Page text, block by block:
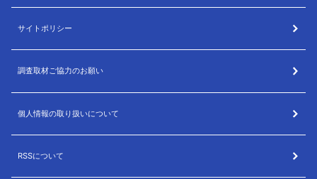
サイトポリシー
調査取材ご協力のお願い
個人情報の取り扱いについて
RSSについて